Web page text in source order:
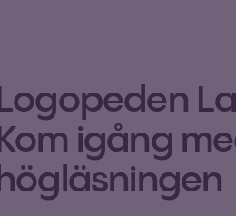
Logopeden
Kom igång
högläsningen